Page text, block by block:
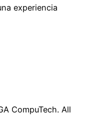
experiencia
CompuTech. All